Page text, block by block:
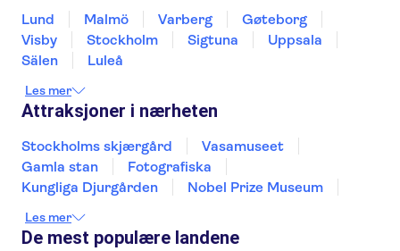
Lund Malmö Varberg
Gøteborg
Visby
Stockholm Sigtuna
Uppsala
Sälen
Luleå
Les mer
Attraksjoner i nærheten
Stockholms skjærgård
Vasamuseet
Gamla stan
Fotografiska
Kungliga Djurgården
Nobel Prize Museum
Les mer
De mest populære landene